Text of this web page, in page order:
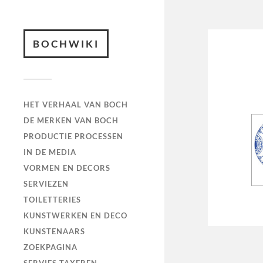
BOCHWIKI
HET VERHAAL VAN BOCH
DE MERKEN VAN BOCH
PRODUCTIE PROCESSEN
IN DE MEDIA
VORMEN EN DECORS
SERVIEZEN
TOILETTERIES
KUNSTWERKEN EN DECO
KUNSTENAARS
ZOEKPAGINA